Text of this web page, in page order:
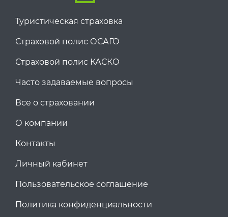
Туристическая страховка
Страховой полис ОСАГО
Страховой полис КАСКО
Часто задаваемые вопросы
Все о страховании
О компании
Контакты
Личный кабинет
Пользовательское соглашение
Политика конфиденциальности